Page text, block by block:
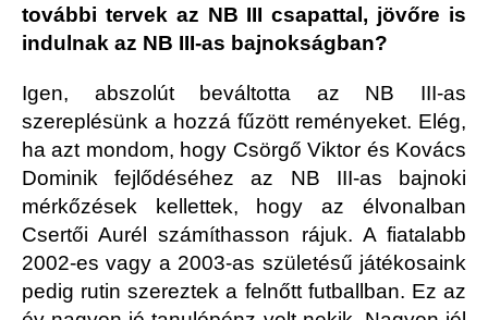
további tervek az NB III csapattal, jövőre is
indulnak az NB III-as bajnokságban?
Igen, abszolút beváltotta az NB III-as
szereplésünk a hozzá fűzött reményeket. Elég,
ha azt mondom, hogy Csörgő Viktor és Kovács
Dominik fejlődéséhez az NB III-as bajnoki
mérkőzések kellettek, hogy az élvonalban
Csertői Aurél számíthasson rájuk. A fiatalabb
2002-es vagy a 2003-as születésű játékosaink
pedig rutin szereztek a felnőtt futballban. Ez az